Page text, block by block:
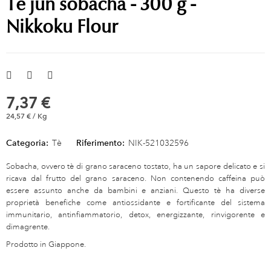
Nikkoku Flour
7,37 €
24,57 € / Kg
Categoria: Tè Riferimento: NIK-521032596
Sobacha, ovvero tè di grano saraceno tostato, ha un sapore delicato e si
ricava dal frutto del grano saraceno. Non contenendo caffeina può
essere assunto anche da bambini e anziani. Questo tè ha diverse
proprietà benefiche come antiossidante e fortificante del sistema
immunitario, antinfiammatorio, detox, energizzante, rinvigorente e
dimagrente.
Prodotto in Giappone.